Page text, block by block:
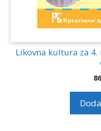
Likovna kultura za